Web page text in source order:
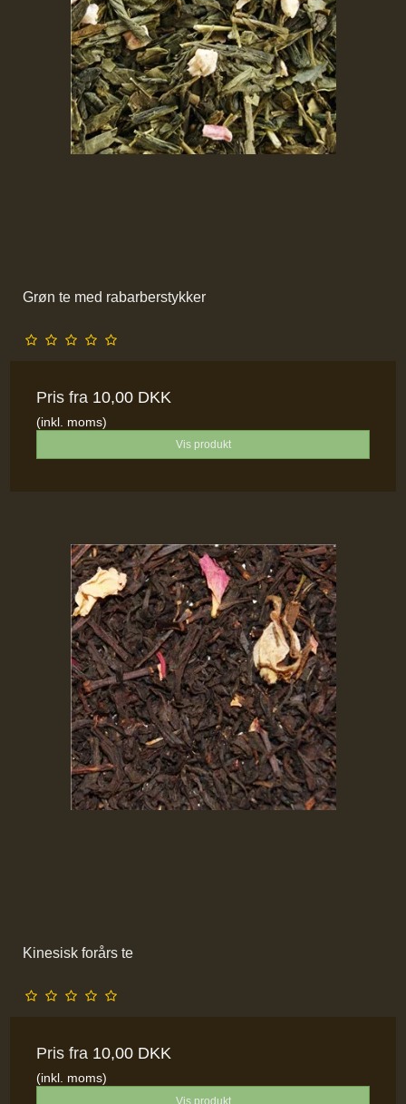
Grøn te med rabarberstykker
Pris fra 10,00 DKK
(inkl. moms)
Vis produkt
Kinesisk forårs te
Pris fra 10,00 DKK
(inkl. moms)
Vis produkt